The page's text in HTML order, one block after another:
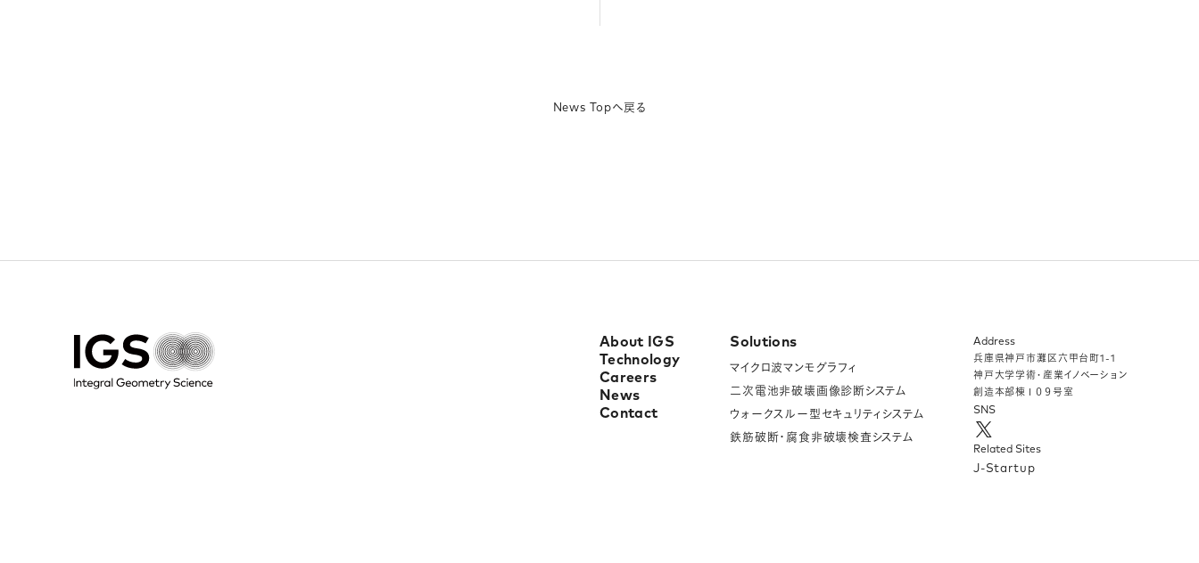
News Topへ戻る
About IGS
Technology
Careers
News
Contact
Solutions
マイクロ波マンモグラフィ
二次電池非破壊画像診断システム
ウォークスルー型セキュリティシステム
鉄筋破断・腐食非破壊検査システム
Address
兵庫県神⼾市灘区六甲台町1-1
神⼾⼤学学術・産業イノベーション
創造本部棟１０９号室
SNS
Related Sites
J-Startup